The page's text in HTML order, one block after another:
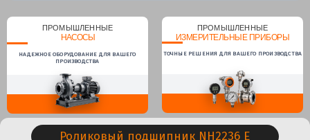
ПРОМЫШЛЕННЫЕ
НАСОСЫ
НАДЕЖНОЕ ОБОРУДОВАНИЕ ДЛЯ ВАШЕГО
ПРОИЗВОДСТВА
ПРОМЫШЛЕННЫЕ
ИЗМЕРИТЕЛЬНЫЕ ПРИБОРЫ
ТОЧНЫЕ РЕШЕНИЯ ДЛЯ ВАШЕГО ПРОИЗВОДСТВА
Роликовый подшипник NH2236 E